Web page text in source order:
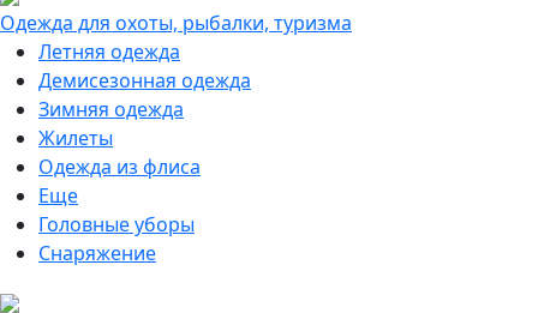
Одежда для охоты, рыбалки, туризма
Летняя одежда
Демисезонная одежда
Зимняя одежда
Жилеты
Одежда из флиса
Еще
Головные уборы
Снаряжение